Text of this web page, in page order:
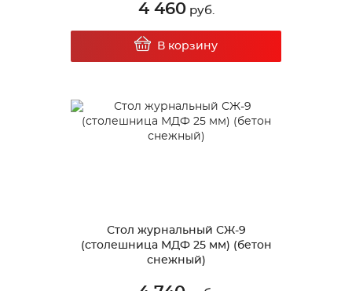
4 460руб.
В корзину
Стол журнальный СЖ-9
(столешница МДФ 25 мм) (бетон
снежный)